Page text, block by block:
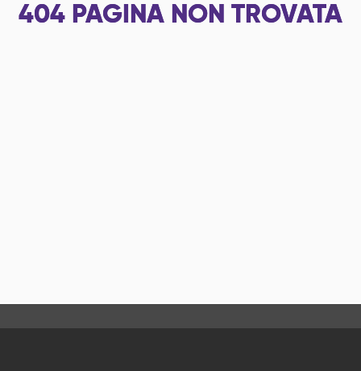
404 PAGINA NON TROVATA